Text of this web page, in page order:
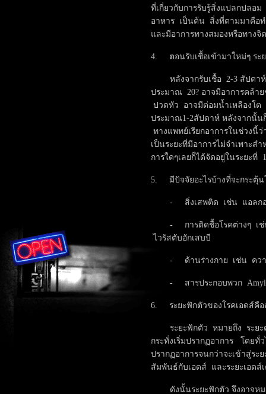
ที่เกี่ยวกับการรับรู้สิ่งแปลกปลอ
อาหาร เป็นต้น สิ่งที่ตามมาคือ
และมีอาการทางสมองหรือทางจิ
4. ตอนรับเชื้อเข้ามาใหม่ๆ ระย
หลังจากรับเชื้อ 2-3 สัปดาห์
ประมาณ 20? อาจมีอาการคล้
ปวดหัว อาจมีต่อมน้ำเหลืองโต
ประมาณ1-2สัปดาห์ หลังจากนั้น
ทางแพทย์เรียกอาการในช่วงนี้
เป็นระยะที่มีอาการไม่จำเพาะส
การใดๆเลยก็ได้จัดอยู่ในระยะที่ 1
5. มีปัจจัยอะไรบ้างที่จะกระตุ้น
- สิ่งเสพติด เช่น แอลกอ
- การติดชื้อโรคต่างๆ เช่น
ไวรัสตับอักเสบบี
- ด้านร่างกาย เช่น ความ
- สารประกอบพวก Amyl
6. ระยะฟักตัวของโรคเอดส์คือ
ระยะฟักตัว หมายถึง ระยะตั้
กระทั่งเริ่มปรากฏอาการ โดยทั่
ปรากฏอาการจนกว่าจะเข้าสู่ร
สัมพันธ์กับเอดส์ และระยะเอดส์
ดังนั้นระยะฟักตัว จึงอาจหมา